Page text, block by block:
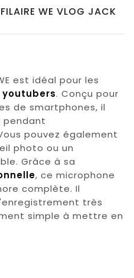
WE VLOG JACK
est idéal pour les
. Conçu pour
de smartphones, il
pendant
pouvez également
photo ou un
Grâce à sa
, ce microphone
complète. Il
très
simple à mettre en